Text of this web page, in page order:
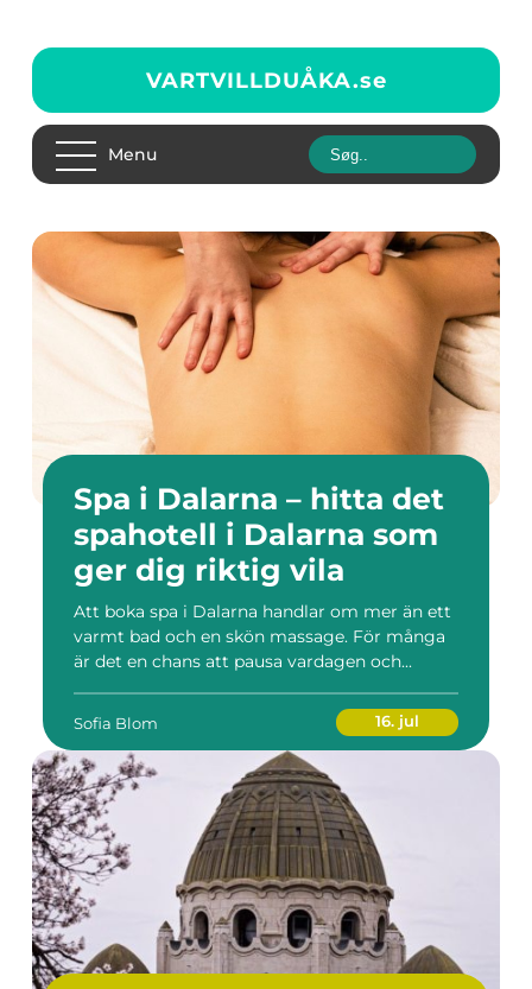
VARTVILLDUÅKA.se
Menu
Spa i Dalarna – hitta det
spahotell i Dalarna som
ger dig riktig vila
Att boka spa i Dalarna handlar om mer än ett
varmt bad och en skön massage. För många
är det en chans att pausa vardagen och...
Sofia Blom 16. jul